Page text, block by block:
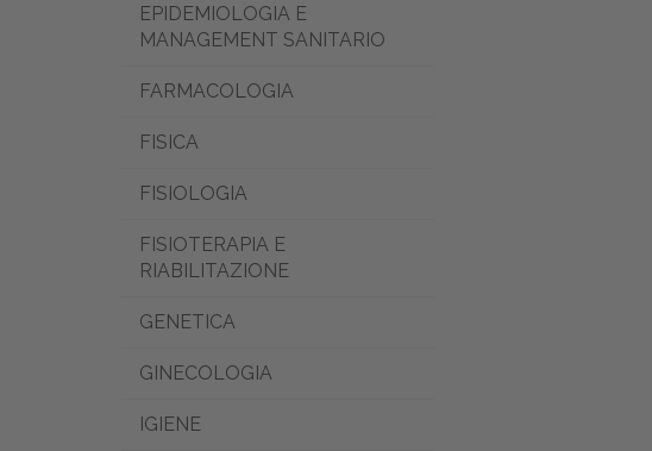
EPIDEMIOLOGIA E
MANAGEMENT SANITARIO
FARMACOLOGIA
FISICA
FISIOLOGIA
FISIOTERAPIA E
RIABILITAZIONE
GENETICA
GINECOLOGIA
IGIENE